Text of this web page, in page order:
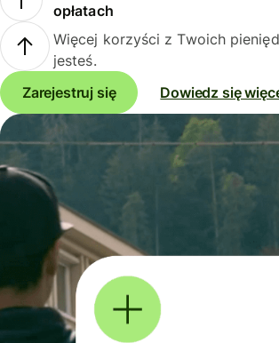
opłatach
Więcej korzyści z Twoich
jesteś.
Zarejestruj się
Dowiedz się